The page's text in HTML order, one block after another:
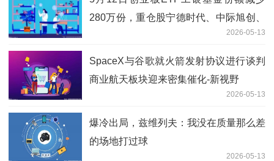
280万份，重仓股宁德时代、中际旭创、
2026-05-13
SpaceX与谷歌就火箭发射协议进行谈判
商业航天板块迎来密集催化-新视野
2026-05-13
爆冷出局，兹维列夫：我没在质量那么差
的场地打过球
2026-05-13